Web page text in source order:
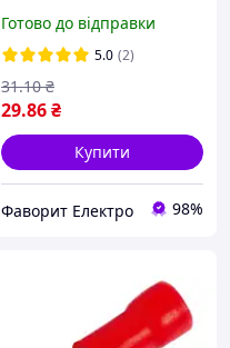
Systems
Готово до відправки
5.0 (2)
29.86₴
31.10 ₴
Купити
Фаворит Електро 98%